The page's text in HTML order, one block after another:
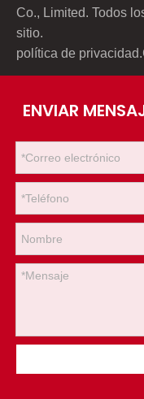
Co., Limited. Todos
sitio.
política de privacidad
ENVIAR